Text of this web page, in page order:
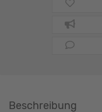
Beschreibung